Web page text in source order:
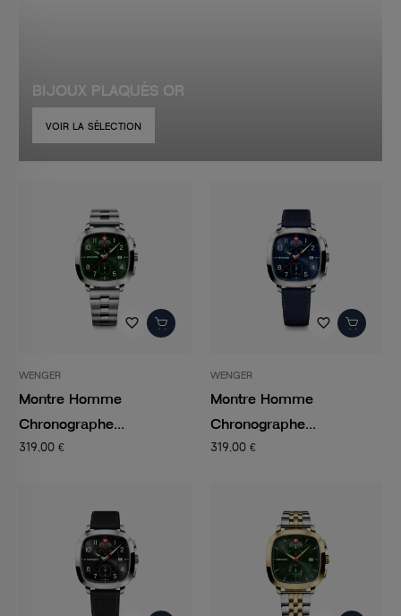
BIJOUX PLAQUÉS OR
VOIR LA SÉLECTION
favorite_border
WENGER
Montre Homme
Chronographe...
319,00 €
favorite_border
WENGER
Montre Homme
Chronographe...
319,00 €